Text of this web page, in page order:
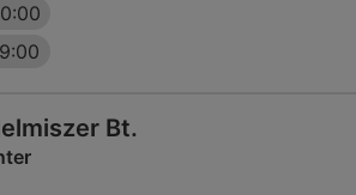
Bt.